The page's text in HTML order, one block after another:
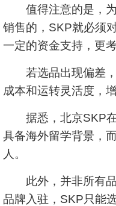
值得注意的是，为
销售的，SKP就必须
一定的资金支持，更
若选品出现偏差，
成本和运转灵活度，
据悉，北京SKP在
具备海外留学背景，
人。
此外，并非所有品
品牌入驻，SKP只能